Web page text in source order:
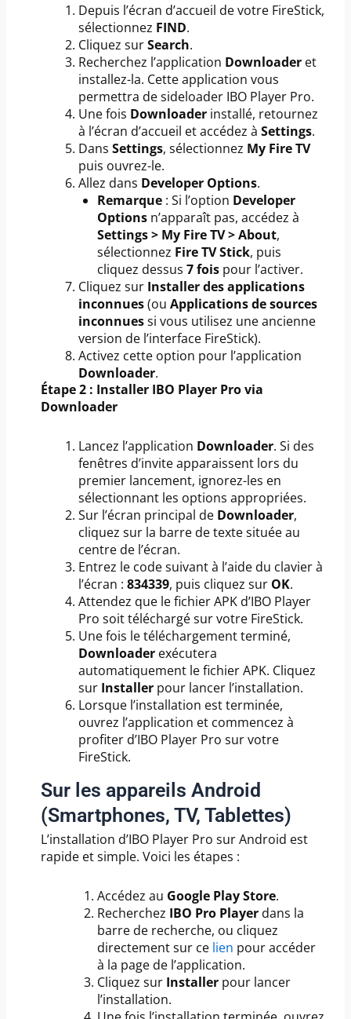
Depuis l’écran d’accueil de votre FireStick,
sélectionnez FIND.
Cliquez surSearch.
Recherchez l’application Downloader et
installez-la. Cette application vous
permettra de sideloader IBO Player Pro.
Une fois Downloader installé, retournez
à l’écran d’accueil et accédez àSettings.
DansSettings, sélectionnez My Fire TV
puis ouvrez-le.
Allez dans Developer Options.
Remarque : Si l’option Developer
Options n’apparaît pas, accédez à
Settings > My Fire TV > About,
sélectionnez Fire TV Stick, puis
cliquez dessus7 fois pour l’activer.
Cliquez sur Installer des applications
inconnues(ouApplications de sources
inconnuessi vous utilisez une ancienne
version de l’interface FireStick).
Activez cette option pour l’application
Downloader.
Étape 2 : Installer IBO Player Pro via
Downloader
Lancez l’application Downloader. Si des
fenêtres d’invite apparaissent lors du
premier lancement, ignorez-les en
sélectionnant les options appropriées.
Sur l’écran principal de Downloader,
cliquez sur la barre de texte située au
centre de l’écran.
Entrez le code suivant à l’aide du clavier à
l’écran :834339, puis cliquez sur OK.
Attendez que le fichier APK d’IBO Player
Pro soit téléchargé sur votre FireStick.
Une fois le téléchargement terminé,
Downloader exécutera
automatiquement le fichier APK. Cliquez
sur Installer pour lancer l’installation.
Lorsque l’installation est terminée,
ouvrez l’application et commencez à
profiter d’IBO Player Pro sur votre
FireStick.
Sur les appareils Android
(Smartphones, TV, Tablettes)
L’installation d’IBO Player Pro sur Android est
rapide et simple. Voici les étapes :
Accédez au Google Play Store.
Recherchez IBO Pro Player dans la
barre de recherche, ou cliquez
directement sur ce lien pour accéder
à la page de l’application.
Cliquez sur Installer pour lancer
l’installation.